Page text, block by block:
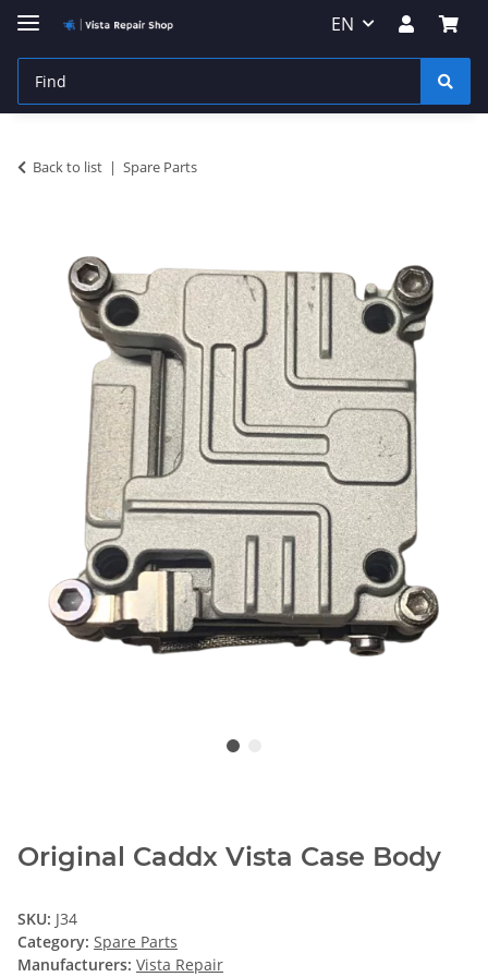
EN
Back to list Spare Parts
Original Caddx Vista Case Body
SKU: J34
Category: Spare Parts
Manufacturers: Vista Repair